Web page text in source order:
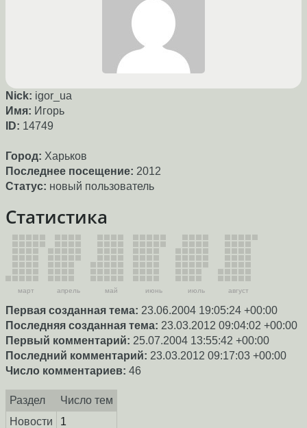
Nick: igor_ua
Имя: Игорь
ID: 14749
Город: Харьков
Последнее посещение: 2012
Статус: новый пользователь
Статистика
март апрель май июнь июль август
Первая созданная тема: 23.06.2004 19:05:24 +00:00
Последняя созданная тема: 23.03.2012 09:04:02 +00:00
Первый комментарий: 25.07.2004 13:55:42 +00:00
Последний комментарий: 23.03.2012 09:17:03 +00:00
Число комментариев: 46
Раздел
Число тем
Новости
1